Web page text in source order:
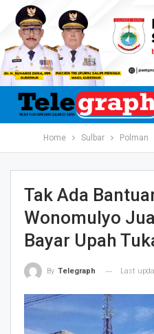
Home Sulbar Polman
Tak Ada
Wonomulyo
Bayar Upah
By Telegraph Last